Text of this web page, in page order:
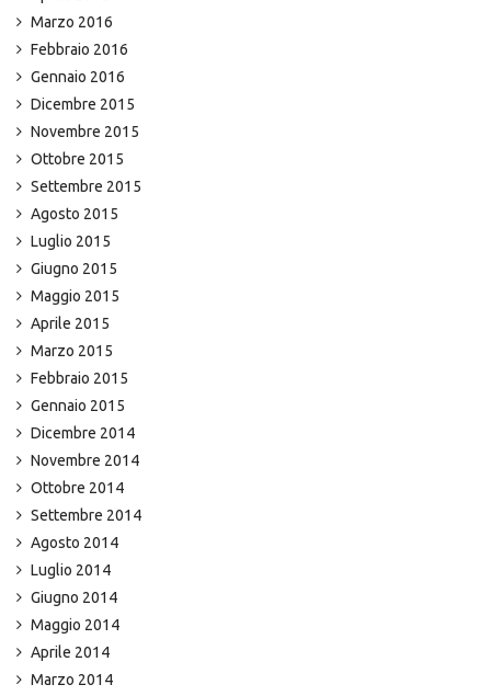
Marzo 2016
Febbraio 2016
Gennaio 2016
Dicembre 2015
Novembre 2015
Ottobre 2015
Settembre 2015
Agosto 2015
Luglio 2015
Giugno 2015
Maggio 2015
Aprile 2015
Marzo 2015
Febbraio 2015
Gennaio 2015
Dicembre 2014
Novembre 2014
Ottobre 2014
Settembre 2014
Agosto 2014
Luglio 2014
Giugno 2014
Maggio 2014
Aprile 2014
Marzo 2014